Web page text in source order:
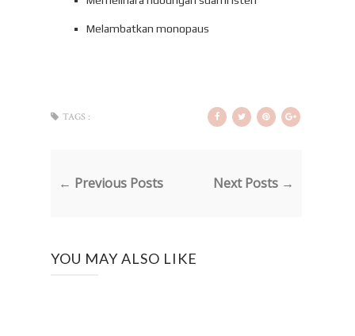
Melambatkan monopaus
TAGS :
← Previous Posts Next Posts →
YOU MAY ALSO LIKE